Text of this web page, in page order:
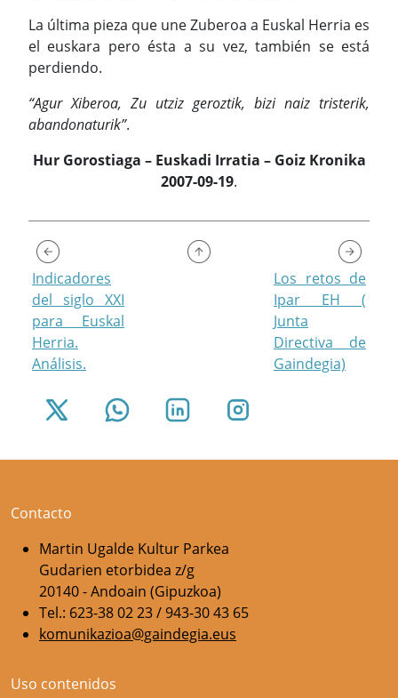
La última pieza que une Zuberoa a Euskal Herria es
el euskara pero ésta a su vez, también se está
perdiendo.
“Agur Xiberoa, Zu utziz geroztik, bizi naiz tristerik,
abandonaturik”.
Hur Gorostiaga – Euskadi Irratia – Goiz Kronika
2007-09-19.
Indicadores
del siglo XXI
para Euskal
Herria.
Análisis.
Los retos de
Ipar EH (
Junta
Directiva de
Gaindegia)
Contacto
Martin Ugalde Kultur Parkea
Gudarien etorbidea z/g
20140 - Andoain (Gipuzkoa)
Tel.: 623-38 02 23 / 943-30 43 65
komunikazioa@gaindegia.eus
Uso contenidos